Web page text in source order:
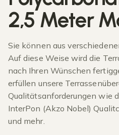
2,5 Meter
Sie können aus
Auf diese Weise wird die
nach Ihren Wünschen
erfüllen unsere
Qualitätsanforderungen wie
InterPon (Akzo Nobel)
und mehr.